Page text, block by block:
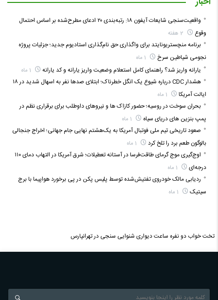
واقعیت‌سنجی شایعات آیفون ۱۸: رتبه‌بندی ۲۰ ادعای مطرح‌شده بر اساس احتمال
وقوع
برنامه منچستریونایتد برای واگذاری حق نام‌گذاری استادیوم جدید؛ جزئیات پروژه
نجومی شیاطین سرخ
یارانه واریز شد؟ راهنمای کامل استعلام وضعیت واریز یارانه و کد یارانه
هشدار CDC درباره شیوع یک انگل خطرناک؛ ابتلای صدها نفر به اسهال شدید در ۱۸
ایالت آمریکا
بحران سوخت در روسیه؛ حضور کازاک‌ ها و نیروهای داوطلب برای برقراری نظم در
پمپ بنزین‌ های دریای سیاه
صعود تاریخی تیم ملی فوتبال آمریکا به یک‌هشتم نهایی جام جهانی؛ اخراج جنجالی
بالوگون طعم برد را تلخ کرد
اوج‌گیری موج گرمای طاقت‌فرسا در آستانه تعطیلات؛ شرق آمریکا در التهاب دمای ۱۱۰
درجه‌ای
ردیابی مالک خودروی تفتیش‌شده توسط پلیس پکن در پی برخورد هواپیما با برج
سیتیک
تخت خواب دو نفره ساعت دیواری شنوایی سنجی در تهرانپارس